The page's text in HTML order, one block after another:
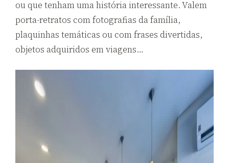
ou que tenham uma história interessante. Valem
porta-retratos com fotografias da família,
plaquinhas temáticas ou com frases divertidas,
objetos adquiridos em viagens…